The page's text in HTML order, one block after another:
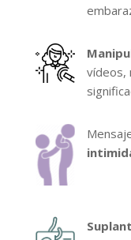
vídeos,